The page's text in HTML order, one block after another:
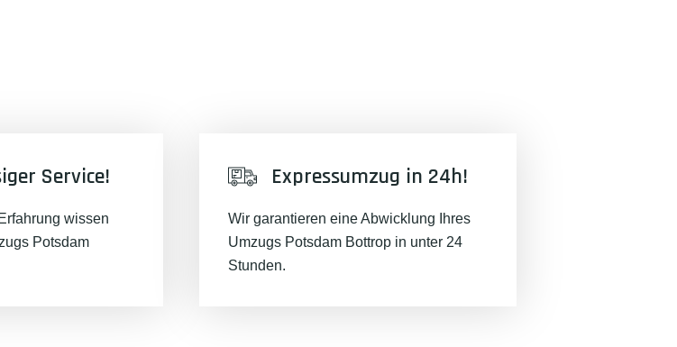
Service!
wissen
Potsdam
Expressumzug in 24h!
Wir garantieren eine Abwicklung Ihres
Umzugs Potsdam Bottrop in unter 24
Stunden.